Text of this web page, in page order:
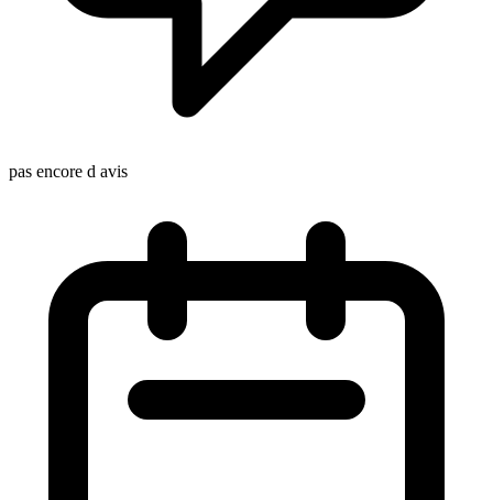
pas encore d avis